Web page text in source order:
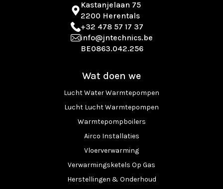
Kastanjelaan 75
2200 Herentals
+32 478 57 17 37
info@jntechnics.be
BE0863.042.256
Wat doen we
Lucht Water Warmtepompen
Lucht Lucht Warmtepompen
Warmtepompboilers
Airco Installaties
Vloerverwarming
Verwarmingsketels Op Gas
Herstellingen & Onderhoud